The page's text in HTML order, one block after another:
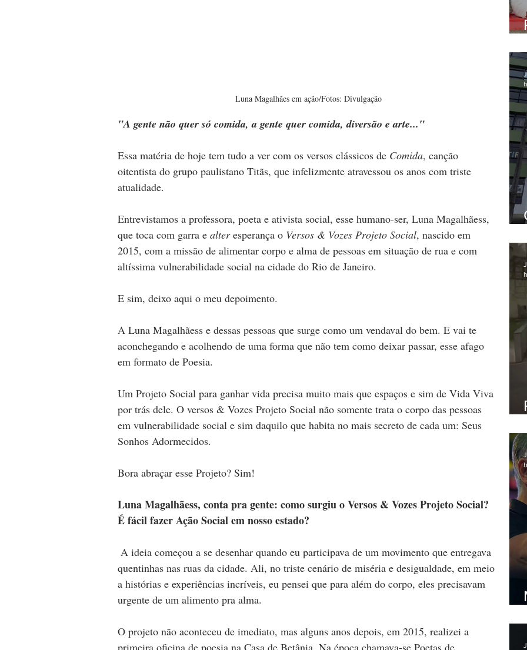
Luna Magalhães em ação/Fotos: Divulgação
"A gente não quer só comida, a gente quer comida, diversão e arte..."
Essa matéria de hoje tem tudo a ver com os versos clássicos de Comida, canção
oitentista do grupo paulistano Titãs, que infelizmente atravessou os anos com triste
atualidade.
Entrevistamos a professora, poeta e ativista social, esse humano-ser, Luna Magalhãess,
que toca com garra e alter esperança o Versos & Vozes Projeto Social, nascido em
2015, com a missão de alimentar corpo e alma de pessoas em situação de rua e com
altíssima vulnerabilidade social na cidade do Rio de Janeiro.
E sim, deixo aqui o meu depoimento.
A Luna Magalhãess e dessas pessoas que surge como um vendaval do bem. E vai te
aconchegando e acolhendo de uma forma que não tem como deixar passar, esse afago
em formato de Poesia.
Um Projeto Social para ganhar vida precisa muito mais que espaços e sim de Vida Viva
por trás dele. O versos & Vozes Projeto Social não somente trata o corpo das pessoas
em vulnerabilidade social e sim daquilo que habita no mais secreto de cada um: Seus
Sonhos Adormecidos.
Bora abraçar esse Projeto? Sim!
Luna Magalhãess, conta pra gente: como surgiu o Versos & Vozes Projeto Social?
É fácil fazer Ação Social em nosso estado?
quentinhas nas ruas da cidade. Ali, no triste cenário de miséria e desigualdade, em meio
a histórias e experiências incríveis, eu pensei que para além do corpo, eles precisavam
urgente de um alimento pra alma.
O projeto não aconteceu de imediato, mas alguns anos depois, em 2015, realizei a
primeira oficina de poesia na Casa de Betânia. Na época chamava-se Poetas de